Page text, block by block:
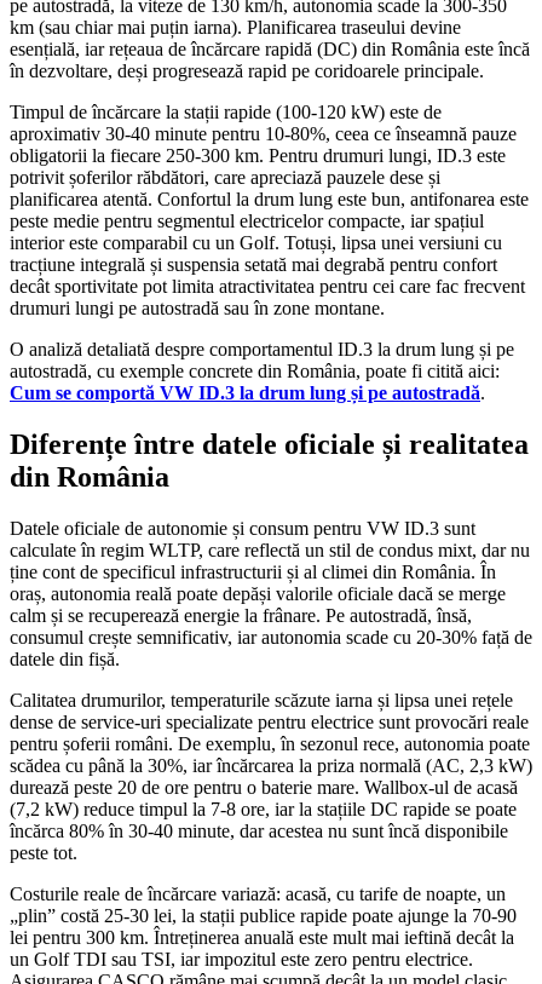
pe autostradă, la viteze de 130 km/h, autonomia scade la 300-350
km (sau chiar mai puțin iarna). Planificarea traseului devine
esențială, iar rețeaua de încărcare rapidă (DC) din România este încă
în dezvoltare, deși progresează rapid pe coridoarele principale.
Timpul de încărcare la stații rapide (100-120 kW) este de
aproximativ 30-40 minute pentru 10-80%, ceea ce înseamnă pauze
obligatorii la fiecare 250-300 km. Pentru drumuri lungi, ID.3 este
potrivit șoferilor răbdători, care apreciază pauzele dese și
planificarea atentă. Confortul la drum lung este bun, antifonarea este
peste medie pentru segmentul electricelor compacte, iar spațiul
interior este comparabil cu un Golf. Totuși, lipsa unei versiuni cu
tracțiune integrală și suspensia setată mai degrabă pentru confort
decât sportivitate pot limita atractivitatea pentru cei care fac frecvent
drumuri lungi pe autostradă sau în zone montane.
O analiză detaliată despre comportamentul ID.3 la drum lung și pe
autostradă, cu exemple concrete din România, poate fi citită aici:
Cum se comportă VW ID.3 la drum lung și pe autostradă.
Diferențe între datele oficiale și realitatea
din România
Datele oficiale de autonomie și consum pentru VW ID.3 sunt
calculate în regim WLTP, care reflectă un stil de condus mixt, dar nu
ține cont de specificul infrastructurii și al climei din România. În
oraș, autonomia reală poate depăși valorile oficiale dacă se merge
calm și se recuperează energie la frânare. Pe autostradă, însă,
consumul crește semnificativ, iar autonomia scade cu 20-30% față de
datele din fișă.
Calitatea drumurilor, temperaturile scăzute iarna și lipsa unei rețele
dense de service-uri specializate pentru electrice sunt provocări reale
pentru șoferii români. De exemplu, în sezonul rece, autonomia poate
scădea cu până la 30%, iar încărcarea la priza normală (AC, 2,3 kW)
durează peste 20 de ore pentru o baterie mare. Wallbox-ul de acasă
(7,2 kW) reduce timpul la 7-8 ore, iar la stațiile DC rapide se poate
încărca 80% în 30-40 minute, dar acestea nu sunt încă disponibile
peste tot.
Costurile reale de încărcare variază: acasă, cu tarife de noapte, un
„plin” costă 25-30 lei, la stații publice rapide poate ajunge la 70-90
lei pentru 300 km. Întreținerea anuală este mult mai ieftină decât la
un Golf TDI sau TSI, iar impozitul este zero pentru electrice.